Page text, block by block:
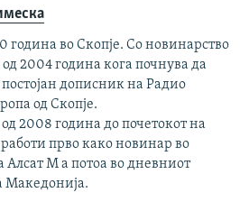
година во Скопје. Со новинарство
2004 година кога почнува да
дописник на Радио
од Скопје.
2008 година до почетокот на
прво како новинар во
Алсат М а потоа во дневниот
Македонија.